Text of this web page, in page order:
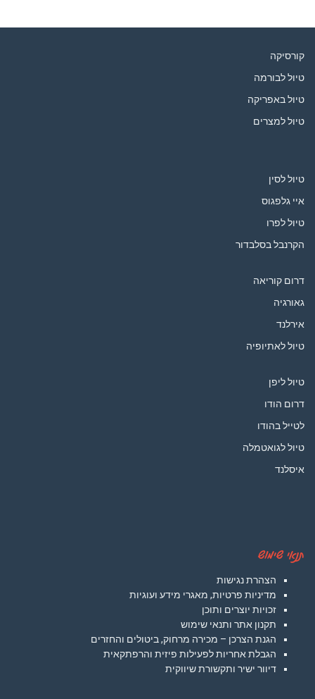
קורסיקה
טיול לבורמה
טיול באפריקה
טיול למצרים
טיול לסין
איי גלפגוס
טיול לפרו
הקרנבל בסלבדור
דרום קוריאה
גאורגיה
אירלנד
טיול לאתיופיה
טיול ליפן
דרום הודו
לטייל בהודו
טיול לגואטמלה
איסלנד
תנאי שימוש
הצהרת נגישות
מדיניות פרטיות, מאגרי מידע ועוגיות
זכויות יוצרים ותוכן
תקנון אתר ותנאי שימוש
הגנת הצרכן – מכירה מרחוק, ביטולים והחזרים
הגבלת אחריות לפעילות פיזית והרפתקאית
דיוור ישיר ותקשורת שיווקית